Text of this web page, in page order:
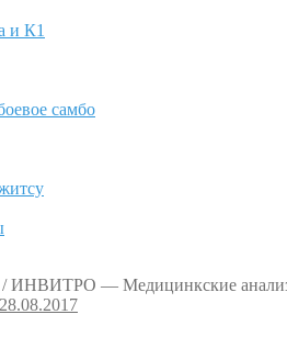
и К1
самбо
/ИНВИТРО — Медицинкские
28.08.2017